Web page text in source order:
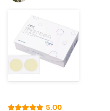
5.00